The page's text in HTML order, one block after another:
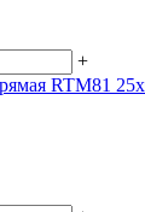
+
RTM81